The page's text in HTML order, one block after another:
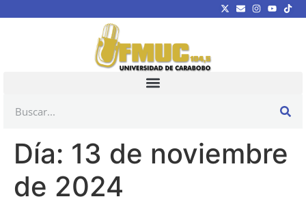
Día: 13 de noviembre
de 2024